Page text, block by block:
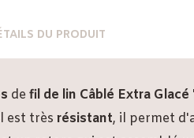
DU PRODUIT
de fil de lin Câblé Extra Glacé
est très résistant, il permet